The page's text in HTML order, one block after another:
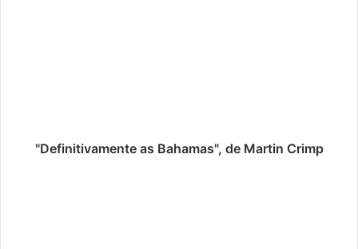
"Definitivamente as Bahamas", de Martin Crimp